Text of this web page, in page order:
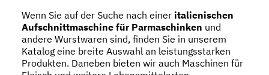
Wenn Sie auf der Suche nach einer italienischen
Aufschnittmaschine für Parmaschinken und
andere Wurstwaren sind, finden Sie in unserem
Katalog eine breite Auswahl an leistungsstarken
Produkten. Daneben bieten wir auch Maschinen für